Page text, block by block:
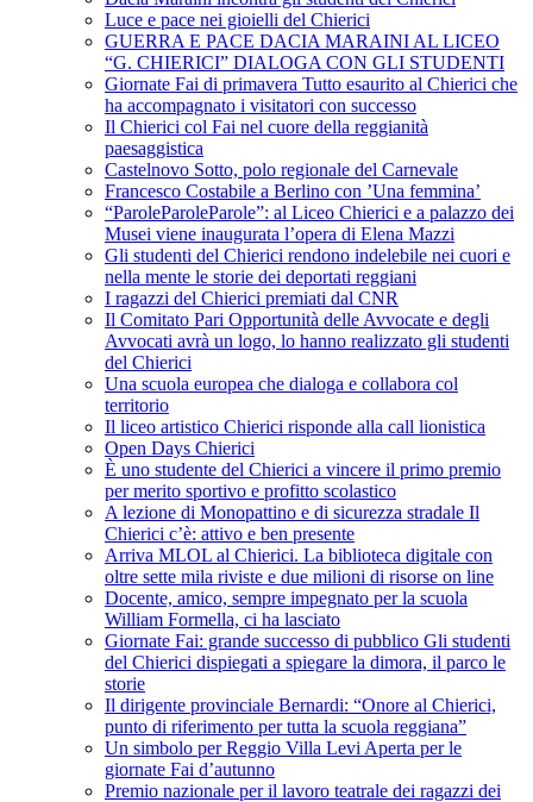
Luce e pace nei gioielli del Chierici
GUERRA E PACE DACIA MARAINI AL LICEO
“G. CHIERICI” DIALOGA CON GLI STUDENTI
Giornate Fai di primavera Tutto esaurito al Chierici che
ha accompagnato i visitatori con successo
Il Chierici col Fai nel cuore della reggianità
paesaggistica
Castelnovo Sotto, polo regionale del Carnevale
Francesco Costabile a Berlino con ’Una femmina’
“ParoleParoleParole”: al Liceo Chierici e a palazzo dei
Musei viene inaugurata l’opera di Elena Mazzi
Gli studenti del Chierici rendono indelebile nei cuori e
nella mente le storie dei deportati reggiani
I ragazzi del Chierici premiati dal CNR
Il Comitato Pari Opportunità delle Avvocate e degli
Avvocati avrà un logo, lo hanno realizzato gli studenti
del Chierici
Una scuola europea che dialoga e collabora col
territorio
Il liceo artistico Chierici risponde alla call lionistica
Open Days Chierici
È uno studente del Chierici a vincere il primo premio
per merito sportivo e profitto scolastico
A lezione di Monopattino e di sicurezza stradale Il
Chierici c’è: attivo e ben presente
Arriva MLOL al Chierici. La biblioteca digitale con
oltre sette mila riviste e due milioni di risorse on line
Docente, amico, sempre impegnato per la scuola
William Formella, ci ha lasciato
Giornate Fai: grande successo di pubblico Gli studenti
del Chierici dispiegati a spiegare la dimora, il parco le
storie
Il dirigente provinciale Bernardi: “Onore al Chierici,
punto di riferimento per tutta la scuola reggiana”
Un simbolo per Reggio Villa Levi Aperta per le
giornate Fai d’autunno
Premio nazionale per il lavoro teatrale dei ragazzi dei